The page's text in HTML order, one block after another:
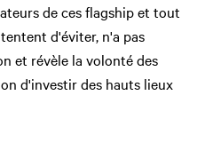
de ces flagship et tout
d'éviter, n'a pas
et révèle la volonté des
d'investir des hauts lieux